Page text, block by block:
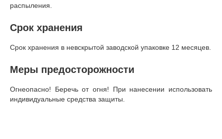
распыления.
Срок хранения
Срок хранения в невскрытой заводской упаковке 12 месяцев.
Меры предосторожности
Огнеопасно! Беречь от огня! При нанесении использовать
индивидуальные средства защиты.